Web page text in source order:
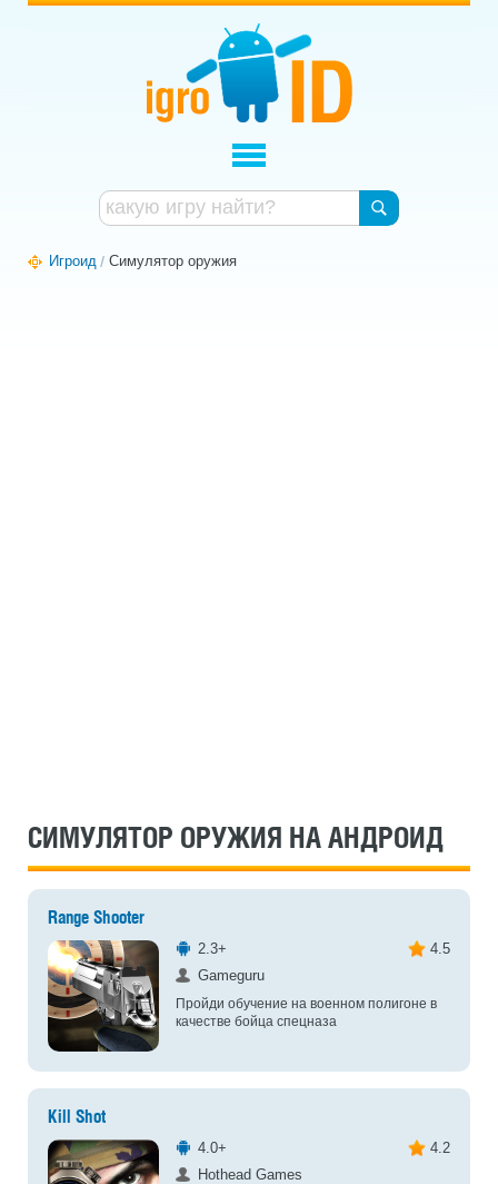
Игроид Симулятор оружия
СИМУЛЯТОР ОРУЖИЯ НА АНДРОИД
Range Shooter
2.3+
4.5
Gameguru
Пройди обучение на военном полигоне в
качестве бойца спецназа
Kill Shot
4.0+
4.2
Hothead Games